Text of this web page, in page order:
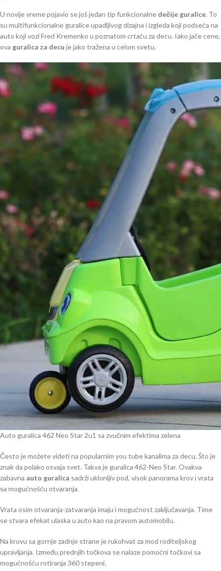
U novije vreme pojavio se još jedan tip funkcionalne dečije guralice. To
su multifunkcionalne guralice upadljivog dizajna i izgleda koji podseća na
auto koji vozi Fred Kremenko u poznatom crtaću za decu. Iako jače cene,
ova guralica za decu je jako tražena u celom svetu.
Auto guralica 462 Neo Star 2u1 sa zvučnim efektima zelena
Često je možete videti na popularnim you tube kanalima za decu. Što je
znak da polako osvaja svet. Takva je guralica 462-Neo Star. Ovakva
zabavna auto guralica sadrži uklonljiv pod, visok panorama krov i vrata
sa mogućnošću otvaranja.
Vrata osim otvaranja-zatvaranja imaju i mogućnost zaključavanja. Time
se stvara efekat ulaska u auto kao na pravom automobilu.
Na krovu sa gornje zadnje strane je rukohvat za mod roditeljskog
upravljanja. Između prednjih točkova se nalaze pomoćni točkovi sa
mogućnošću rotiranja 360 stepeni.